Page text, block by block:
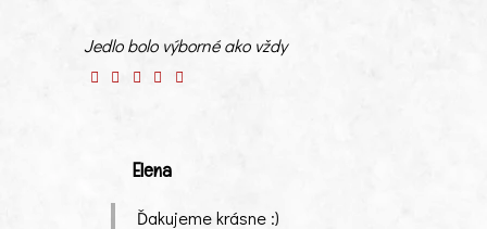
Jedlo bolo výborné ako vždy
Elena
Ďakujeme krásne :)